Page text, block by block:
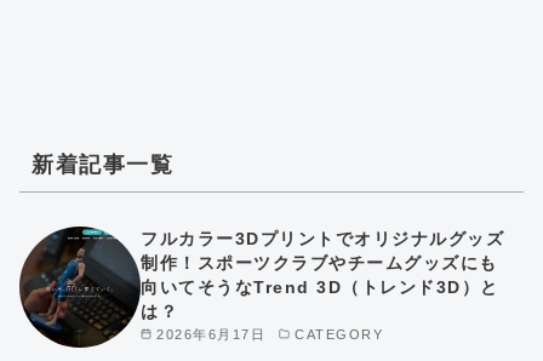
新着記事一覧
2026年6月17日 CATEGORY
フルカラー3Dプリントでオリジナルグッズ
制作！スポーツクラブやチームグッズにも
向いてそうなTrend 3D（トレンド3D）と
は？